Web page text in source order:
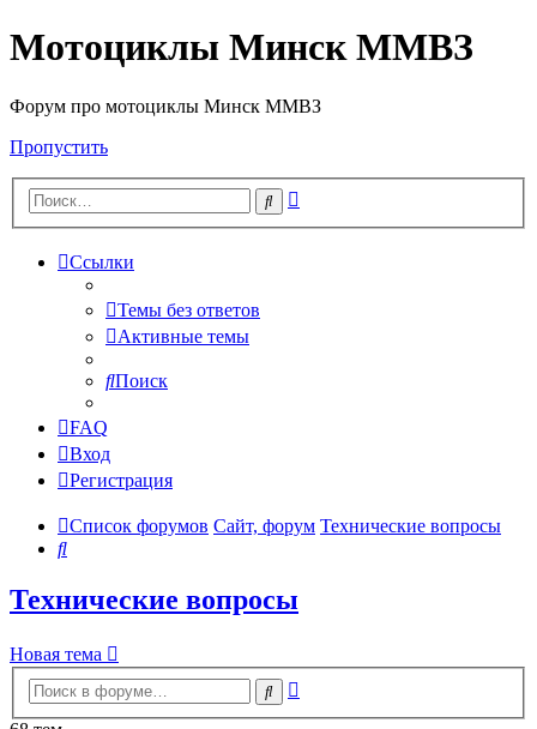
Мотоциклы Минск ММВЗ
Форум про мотоциклы Минск ММВЗ
Пропустить
Поиск
Ссылки
Темы без ответов
Активные темы
Поиск
FAQ
Вход
Регистрация
Список форумов Сайт, форум Технические вопросы
Поиск
Технические вопросы
Новая тема
Поиск